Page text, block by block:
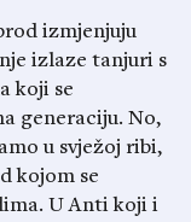
izmjenjuju
izlaze tanjuri s
koji se
generaciju. No,
u svježoj ribi,
kojom se
U Anti koji i